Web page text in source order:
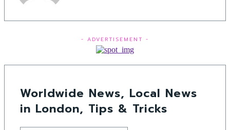
- ADVERTISEMENT -
Worldwide News, Local News
in London, Tips & Tricks